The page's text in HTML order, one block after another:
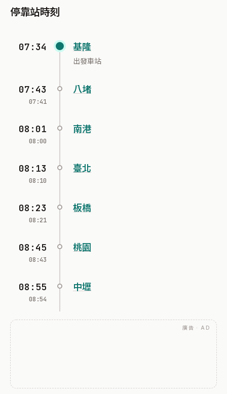
停靠站時刻
07:34 基隆
出發車站
07:43
07:41
八堵
08:01
08:00
南港
08:13
08:10
臺北
08:23
08:21
板橋
08:45
08:43
桃園
08:55
08:54
中壢
廣告 · AD